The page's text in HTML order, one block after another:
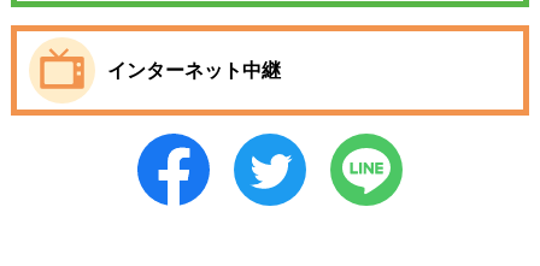
インターネット中継